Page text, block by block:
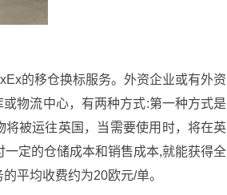
的移仓换标服务。外资企业或有外资
物流中心，有两种方式:第一种方式是
被运往英国，当需要使用时，将在英
定的仓储成本和销售成本,就能获得全
平均收费约为20欧元/单。